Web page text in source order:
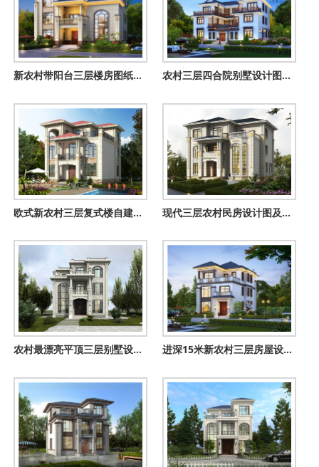
新农村带阳台三层楼房图纸，占地180平米左右，豪华大气 农村三层四合院别墅设计图纸，自建房建这栋面子十足
欧式新农村三层复式楼自建房别墅图纸，旋转楼梯设计 现代三层农村民房设计图及图片，外观高端、大气
农村最漂亮平顶三层别墅设计图，10.5乘11.5米 进深15米新农村三层房屋设计图纸，农村住宅设计图集